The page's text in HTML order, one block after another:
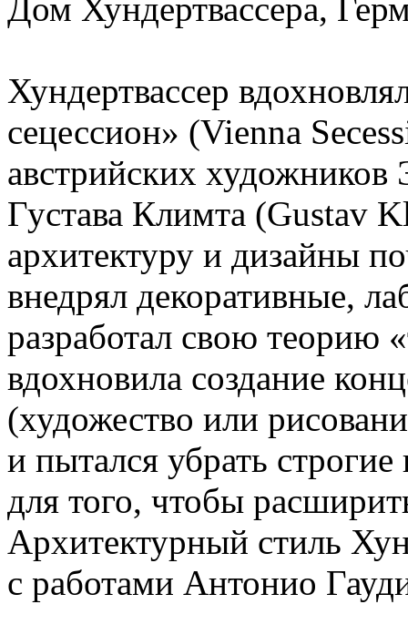
Дом Хундертвассера,
Хундертвассер
сецессион» (Vienna
австрийских
Густава Климта (Gustav
архитектуру и дизайны
внедрял декоративные,
разработал свою теорию
вдохновила создание
(художество или
и пытался убрать
для того, чтобы
Архитектурный стиль
с работами Антонио